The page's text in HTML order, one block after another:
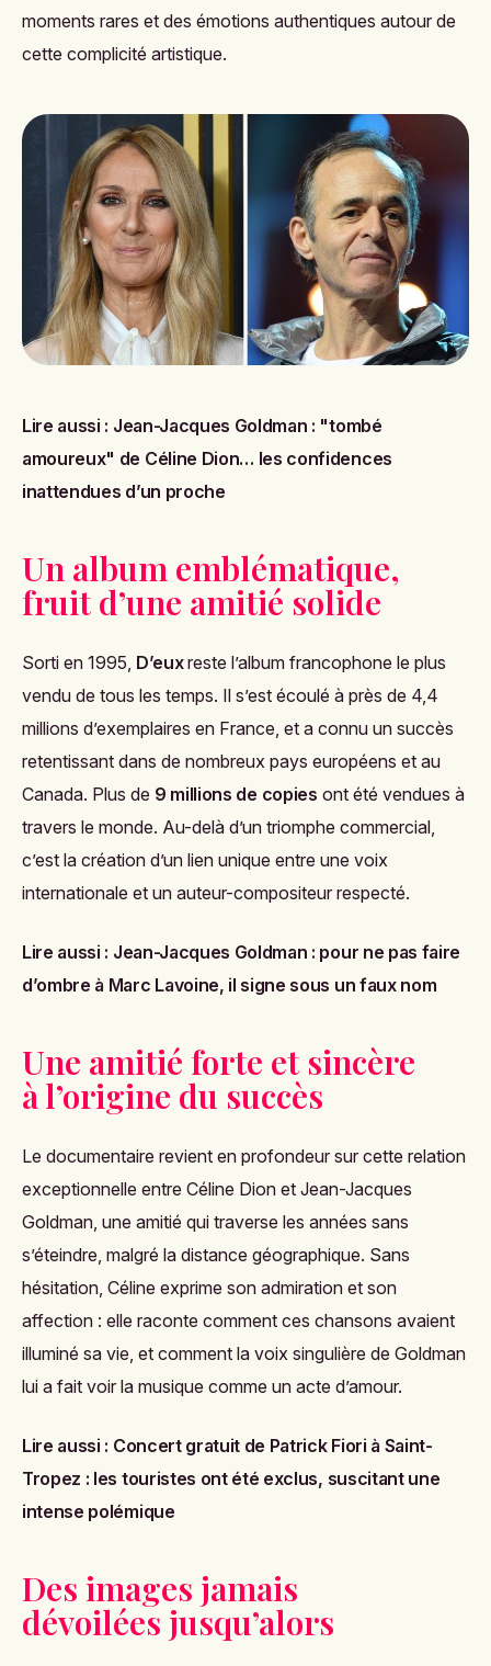
moments rares et des émotions authentiques autour de
cette complicité artistique.
Lire aussi : Jean-Jacques Goldman : "tombé
amoureux" de Céline Dion… les confidences
inattendues d’un proche
Un album emblématique,
fruit d’une amitié solide
Sorti en 1995, D’euxreste l’album francophone le plus
vendu de tous les temps. Il s’est écoulé à près de 4,4
millions d’exemplaires en France, et a connu un succès
retentissant dans de nombreux pays européens et au
Canada. Plus de 9 millions de copies ont été vendues à
travers le monde. Au-delà d’un triomphe commercial,
c’est la création d’un lien unique entre une voix
internationale et un auteur-compositeur respecté.
Lire aussi : Jean-Jacques Goldman : pour ne pas faire
d’ombre à Marc Lavoine, il signe sous un faux nom
Une amitié forte et sincère
à l’origine du succès
Le documentaire revient en profondeur sur cette relation
exceptionnelle entre Céline Dion et Jean-Jacques
Goldman, une amitié qui traverse les années sans
s’éteindre, malgré la distance géographique. Sans
hésitation, Céline exprime son admiration et son
affection : elle raconte comment ces chansons avaient
illuminé sa vie, et comment la voix singulière de Goldman
lui a fait voir la musique comme un acte d’amour.
Lire aussi : Concert gratuit de Patrick Fiori à Saint-
Tropez : les touristes ont été exclus, suscitant une
intense polémique
Des images jamais
dévoilées jusqu’alors